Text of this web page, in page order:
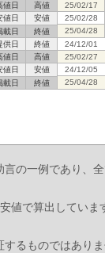
値日
高値 25/02/17
値日
安値 25/02/28
載日
終値 25/04/28
供日 終値 24/12/01
値日
高値 25/02/27
値日
安値 24/12/05
載日
終値 25/04/28
の一例であり、
値で算出していま
るものではあり